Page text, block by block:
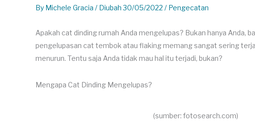
By Michele Gracia / Diubah 30/05/2022 / Pengecatan
Apakah cat dinding rumah Anda mengelupas? Bukan hanya Anda,
pengelupasan cat tembok atau flaking memang sangat sering
menurun. Tentu saja Anda tidak mau hal itu terjadi, bukan?
Mengapa Cat Dinding Mengelupas?
(sumber: fotosearch.com)